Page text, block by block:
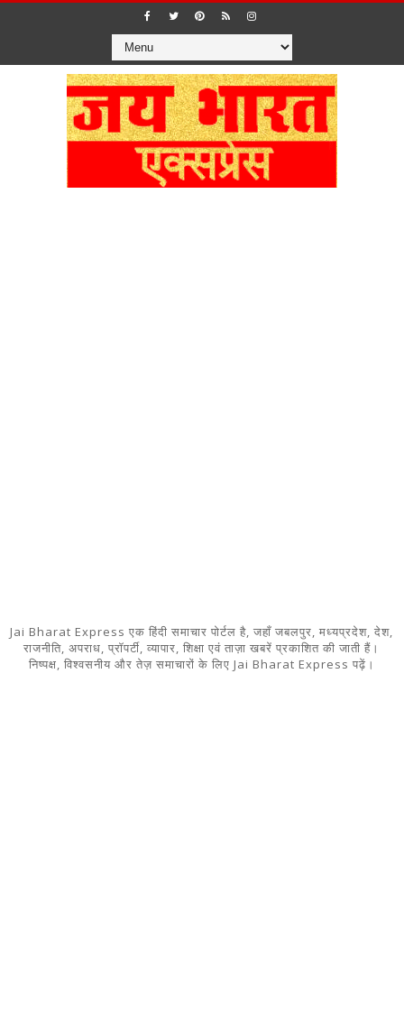
Jai Bharat Express एक हिंदी समाचार पोर्टल है, जहाँ जबलपुर, मध्यप्रदेश, देश,
राजनीति, अपराध, प्रॉपर्टी, व्यापार, शिक्षा एवं ताज़ा खबरें प्रकाशित की जाती हैं।
निष्पक्ष, विश्वसनीय और तेज़ समाचारों के लिए Jai Bharat Express पढ़ें।